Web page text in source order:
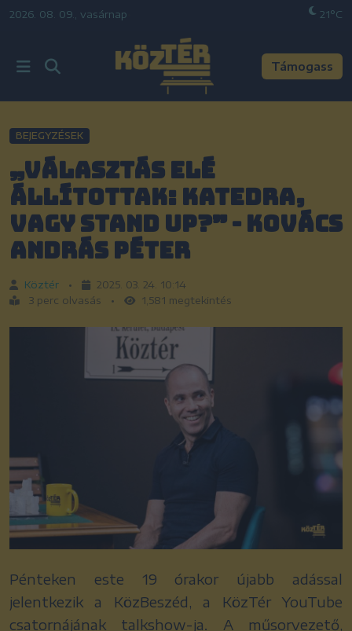
2026. 08. 09., vasárnap 21°C
Támogass
BEJEGYZÉSEK
„Választás elé
állítottak: katedra,
vagy stand up?” - Kovács
András Péter
Köztér •
2025. 03. 24. 10:14
3 perc olvasás
• 1,581 megtekintés
Pénteken este 19 órakor újabb adással
jelentkezik a KözBeszéd, a KözTér YouTube
csatornájának talkshow-ja. A műsorvezető,